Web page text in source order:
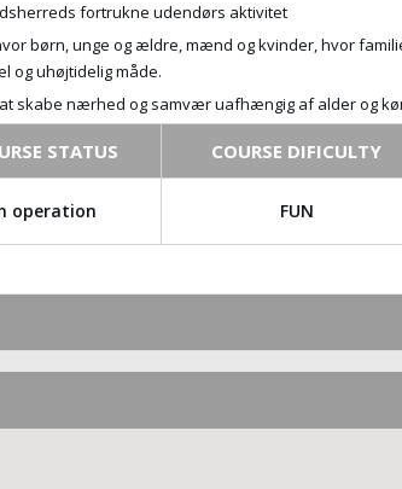
fortrukne udendørs aktivitet
børn, unge og ældre, mænd og kvinder, hvor
og uhøjtidelig måde.
skabe nærhed og samvær uafhængig af alder og
STATUS COURSE DIFICULTY
operation FUN